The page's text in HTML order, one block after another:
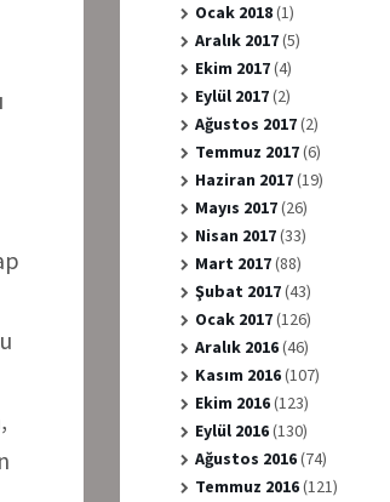
Ocak 2018(1)
Aralık 2017(5)
Ekim 2017(4)
Eylül 2017(2)
Ağustos 2017(2)
Temmuz 2017(6)
Haziran 2017(19)
Mayıs 2017(26)
Nisan 2017(33)
Mart 2017(88)
Şubat 2017(43)
Ocak 2017(126)
Aralık 2016(46)
Kasım 2016(107)
Ekim 2016(123)
Eylül 2016(130)
Ağustos 2016(74)
Temmuz 2016(121)